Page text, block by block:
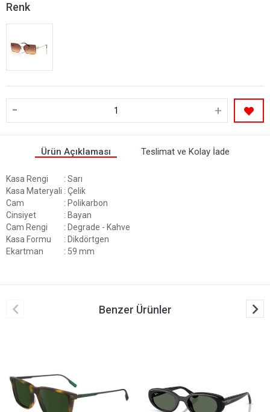
Renk
- +
Ürün Açıklaması Teslimat ve Kolay İade
Kasa Rengi
: Sarı
Kasa Materyali : Çelik
Cam
: Polikarbon
Cinsiyet
: Bayan
Cam Rengi
: Degrade - Kahve
Kasa Formu
: Dikdörtgen
Ekartman
: 59 mm
Benzer Ürünler